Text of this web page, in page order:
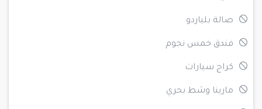
صالة بلياردو
فندق خمس نجوم
كراج سيارات
مارينا وشط بحري